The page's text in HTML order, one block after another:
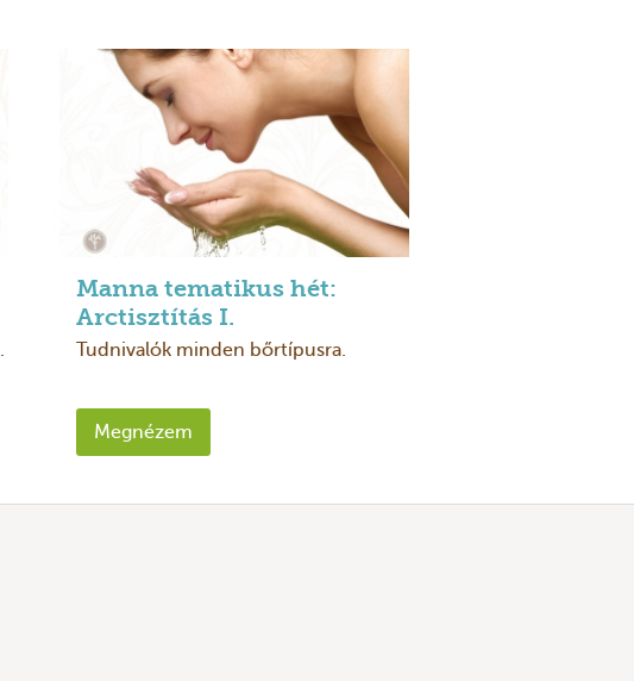
Manna tematikus hét:
Arctisztítás I.
Tudnivalók minden bőrtípusra.
Megnézem